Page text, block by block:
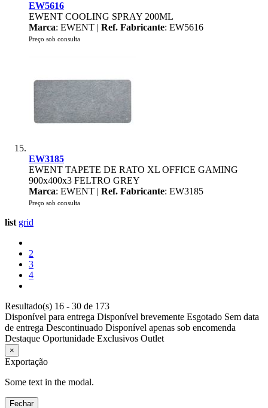
EW5616
EWENT COOLING SPRAY 200ML
Marca: EWENT | Ref. Fabricante: EW5616
Preço sob consulta
EW3185
EWENT TAPETE DE RATO XL OFFICE GAMING
900x400x3 FELTRO GREY
Marca: EWENT | Ref. Fabricante: EW3185
Preço sob consulta
list grid
2
3
4
Resultado(s) 16 - 30 de 173
Disponível para entrega Disponível brevemente Esgotado Sem data
de entrega Descontinuado Disponível apenas sob encomenda
Destaque Oportunidade Exclusivos Outlet
×
Exportação
Some text in the modal.
Fechar